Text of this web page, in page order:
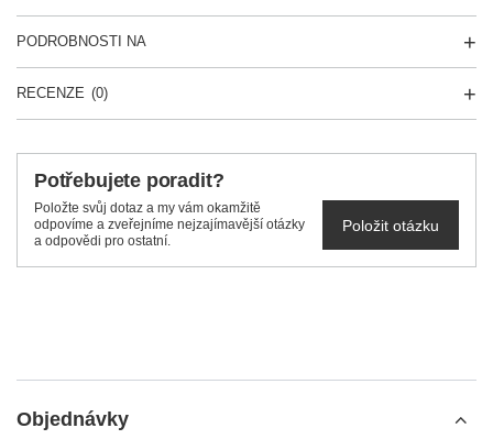
PODROBNOSTI NA
RECENZE (0)
Potřebujete poradit?
Položte svůj dotaz a my vám okamžitě
odpovíme a zveřejníme nejzajímavější otázky
a odpovědi pro ostatní.
Položit otázku
Objednávky